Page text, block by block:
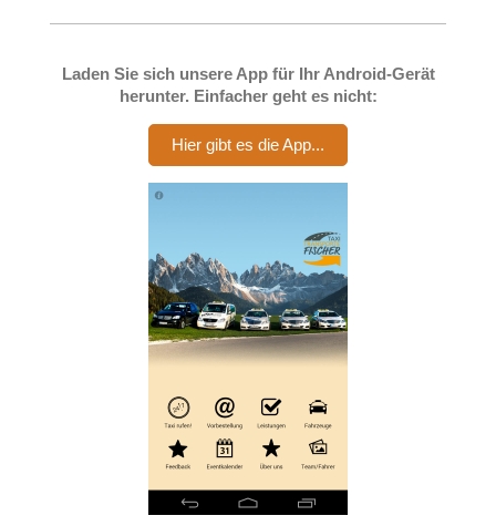
Laden Sie sich unsere App für Ihr Android-Gerät
herunter. Einfacher geht es nicht:
Hier gibt es die App...